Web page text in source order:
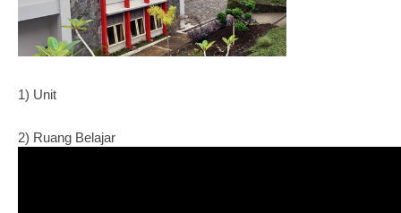
1) Unit
2) Ruang Belajar